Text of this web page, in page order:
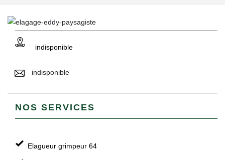
indisponible
indisponible
NOS SERVICES
Elagueur grimpeur 64